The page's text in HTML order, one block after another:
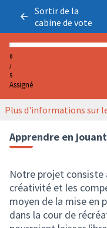
Sortir de la
cabine de vote
0
/
5
Assigné
Plus d'informations sur
Apprendre en
Notre projet
créativité et les
moyen de la mise en
dans la cour de